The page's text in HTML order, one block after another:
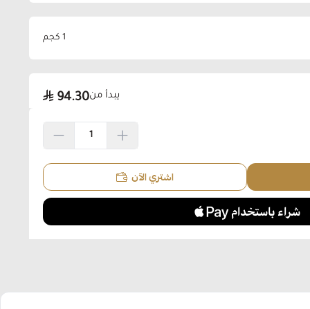
1 كجم
يبدأ من94.30
اشتري الآن